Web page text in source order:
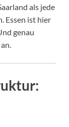
als jede
Essen ist hier
genau
an.